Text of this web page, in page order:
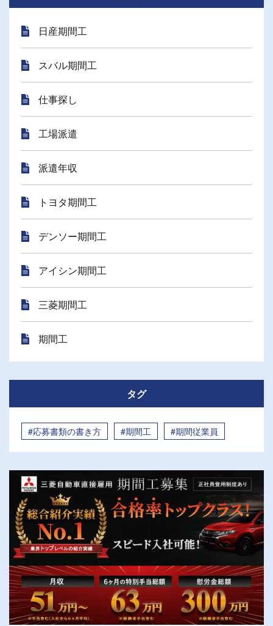
日産期間工
スバル期間工
仕事探し
工場派遣
派遣年収
トヨタ期間工
デンソー期間工
アイシン期間工
三菱期間工
期間工
タグ
#応募書類の書き方 #期間工 #期間従業員